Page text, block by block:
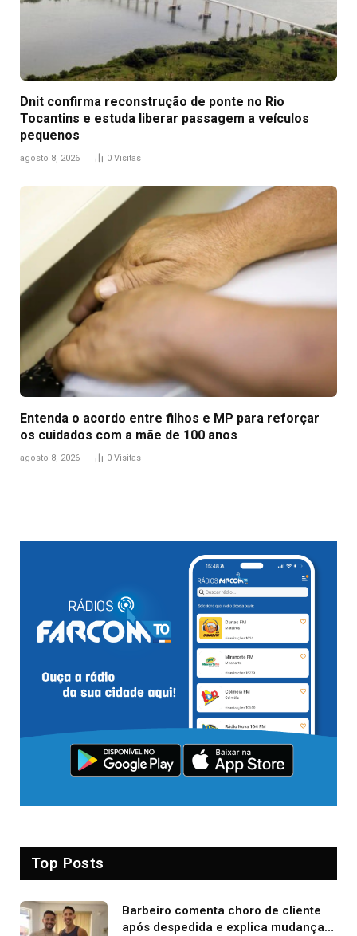
Dnit confirma reconstrução de ponte no Rio
Tocantins e estuda liberar passagem a veículos
pequenos
agosto 8, 2026 0 Visitas
Entenda o acordo entre filhos e MP para reforçar
os cuidados com a mãe de 100 anos
agosto 8, 2026 0 Visitas
Top Posts
Barbeiro comenta choro de cliente
após despedida e explica mudança